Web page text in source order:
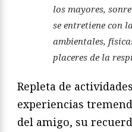
los mayores,
se entretiene con
ambientales,
placeres de la
Repleta de
experiencias
del amigo, su